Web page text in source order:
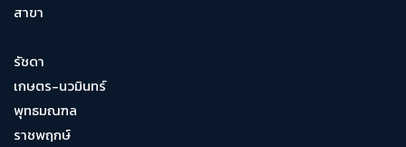
สาขา
รัชดา
เกษตร-นวมินทร์
พุทธมณฑล
ราชพฤกษ์